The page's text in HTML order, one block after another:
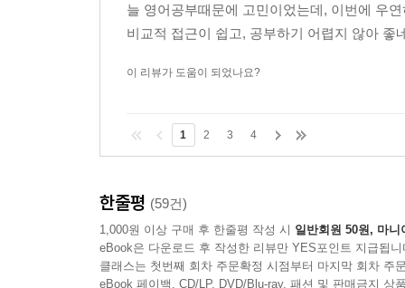
늘 영어공부때문에 고민이었는데, 이번에 우
비교적 접근이 쉽고, 공부하기 어렵지 않아
이 리뷰가 도움이 되었나요?
1 2 3 4
한줄평 (59건)
1,000원 이상 구매 후 한줄평 작성 시 일반회원 50원, 마니
eBook은 다운로드 후 작성한 리뷰만 YES포인트 지급됩니
클래스는 첫번째 회차 주문확정 시점부터 마지막 회차 주
eBook 페이백, CD/LP, DVD/Blu-ray, 패션 및 판매금지 상